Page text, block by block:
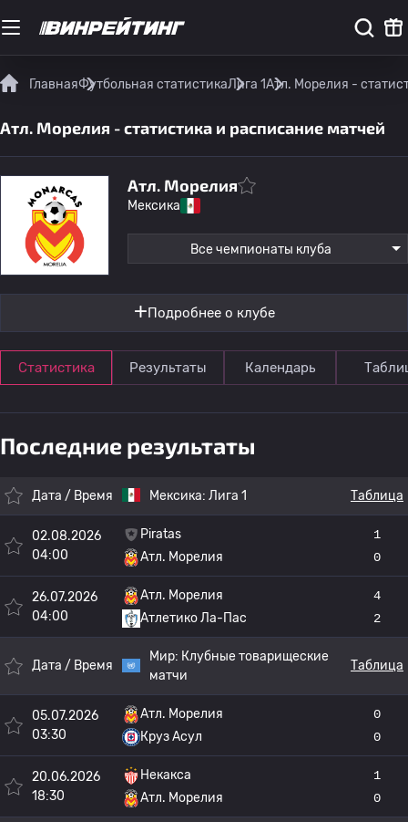
ГлавнаяФутбольная статистикаЛига 1Атл. Морелия -
Атл. Морелия - статистика и расписание матчей
Атл. Морелия
Мексика
Все чемпионаты клуба
Подробнее о клубе
Статистика Результаты Календарь
Последние результаты
Дата / Время Мексика: Лига 1 Таблица
02.08.2026
04:00
Piratas
Атл. Морелия
1
0
26.07.2026
04:00
Атл. Морелия
Атлетико Ла-Пас
4
2
Дата / Время
Мир: Клубные товарищеские
матчи
Таблица
05.07.2026
03:30
Атл. Морелия
Круз Асул
0
0
20.06.2026
18:30
Некакса
Атл. Морелия
1
0